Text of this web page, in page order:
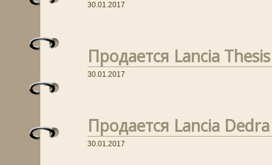
30.01.2017
Продается Lancia
30.01.2017
Продается Lancia
30.01.2017